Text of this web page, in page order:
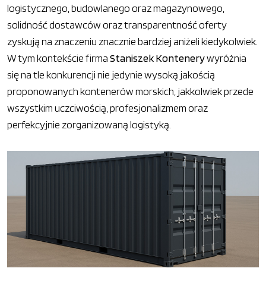
logistycznego, budowlanego oraz magazynowego,
solidność dostawców oraz transparentność oferty
zyskują na znaczeniu znacznie bardziej aniżeli kiedykolwiek.
W tym kontekście firmaStaniszek Kontenerywyróżnia
się na tle konkurencji nie jedynie wysoką jakością
proponowanych kontenerów morskich, jakkolwiek przede
wszystkim uczciwością, profesjonalizmem oraz
perfekcyjnie zorganizowaną logistyką.